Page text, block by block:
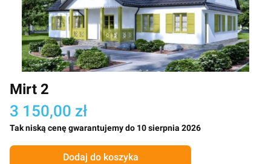
Mirt 2
3 150,00 zł
Tak niską cenę gwarantujemy do 10 sierpnia 2026
Dodaj do koszyka